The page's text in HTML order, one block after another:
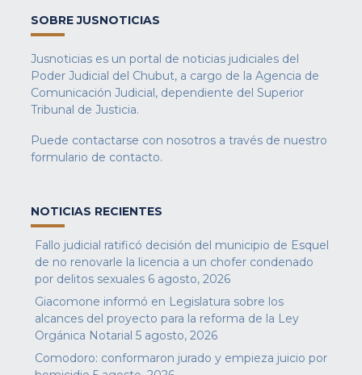
SOBRE JUSNOTICIAS
Jusnoticias es un portal de noticias judiciales del
Poder Judicial del Chubut, a cargo de la Agencia de
Comunicación Judicial, dependiente del Superior
Tribunal de Justicia.
Puede contactarse con nosotros a través de nuestro
formulario de contacto.
NOTICIAS RECIENTES
Fallo judicial ratificó decisión del municipio de Esquel
de no renovarle la licencia a un chofer condenado
por delitos sexuales 6 agosto, 2026
Giacomone informó en Legislatura sobre los
alcances del proyecto para la reforma de la Ley
Orgánica Notarial 5 agosto, 2026
Comodoro: conformaron jurado y empieza juicio por